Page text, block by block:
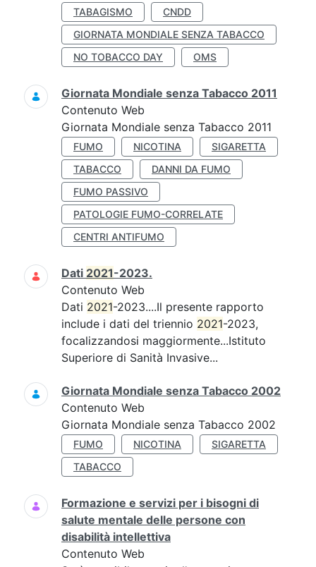
TABAGISMO
CNDD
GIORNATA MONDIALE SENZA TABACCO
NO TOBACCO DAY
OMS
Giornata Mondiale senza Tabacco 2011
Contenuto Web
Giornata Mondiale senza Tabacco 2011
FUMO NICOTINA
SIGARETTA
TABACCO
DANNI DA FUMO
FUMO PASSIVO
PATOLOGIE FUMO-CORRELATE
CENTRI ANTIFUMO
Dati 2021-2023.
Contenuto Web
Dati 2021-2023....Il presente rapporto
include i dati del triennio 2021-2023,
focalizzandosi maggiormente...Istituto
Superiore di Sanità Invasive...
Giornata Mondiale senza Tabacco 2002
Contenuto Web
Giornata Mondiale senza Tabacco 2002
FUMO NICOTINA
SIGARETTA
TABACCO
Formazione e servizi per i bisogni di
salute mentale delle persone con
disabilità intellettiva
Contenuto Web